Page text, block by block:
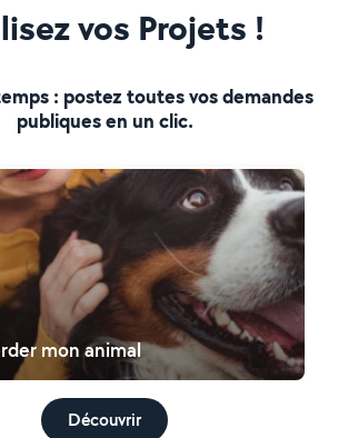
vos Projets !
: postez toutes vos demandes
publiques en un clic.
mon animal
Découvrir